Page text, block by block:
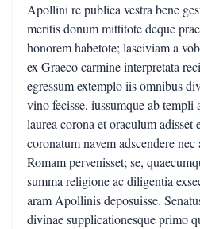
Apollini re publica vestra bene
meritis donum mittitote deque
honorem habetote; lasciviam a
ex Graeco carmine interpretata
egressum extemplo iis omnibus
vino fecisse, iussumque ab templi
laurea corona et oraculum adisset
coronatum navem adscendere
Romam pervenisset; se,
summa religione ac diligentia
aram Apollinis deposuisse.
divinae supplicationesque primo